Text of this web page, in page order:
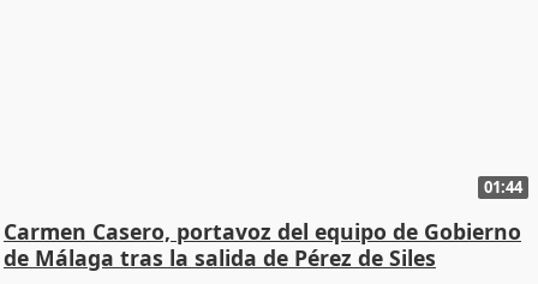
01:44
Carmen Casero, portavoz del equipo de Gobierno
de Málaga tras la salida de Pérez de Siles